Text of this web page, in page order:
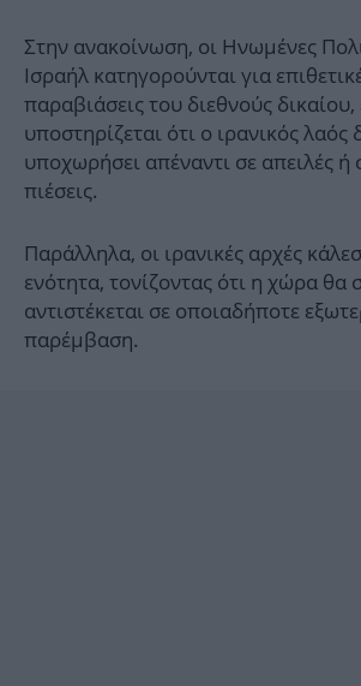
Στην ανακοίνωση, οι Ηνωμένες
Ισραήλ κατηγορούνται για
παραβιάσεις του διεθνούς
υποστηρίζεται ότι ο ιρανικός λαός
υποχωρήσει απέναντι σε απειλές ή
πιέσεις.
Παράλληλα, οι ιρανικές αρχές
ενότητα, τονίζοντας ότι η χώρα θα
αντιστέκεται σε οποιαδήποτε
παρέμβαση.